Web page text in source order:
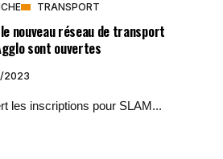
TRANSPORT
nouveau réseau de transport
sont ouvertes
2023
les inscriptions pour SLAM...